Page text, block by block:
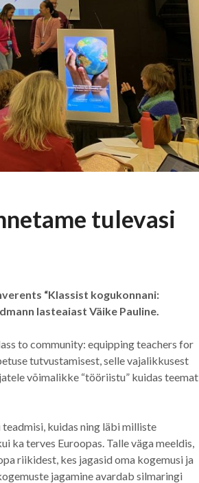
tulevasi
“Klassist kogukonnani:
lasteaiast Väike Pauline.
to community: equipping teachers for
tutvustamisest, selle vajalikkusest
võimalikke “tööriistu” kuidas teemat
kuidas ning läbi milliste
terves Euroopas. Talle väga meeldis,
riikidest, kes jagasid oma kogemusi ja
jagamine avardab silmaringi